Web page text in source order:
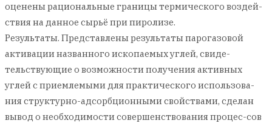
оценены рациональные границы термического воздей-
ствия на данное сырьё при пиролизе.
Результаты. Представлены результаты парогазовой
активации названного ископаемых углей, свиде-
тельствующие о возможности получения активных
углей с приемлемыми для практического использова-
ния структурно-адсорбционными свойствами, сделан
вывод о необходимости совершенствования процес-сов